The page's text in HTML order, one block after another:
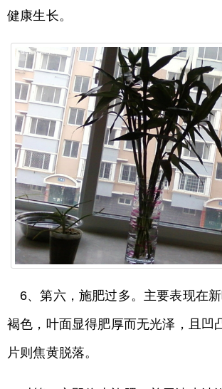
健康生长。
6、第六，施肥过多。主要表现在
褐色，叶面显得肥厚而无光泽，且凹
片则焦黄脱落。